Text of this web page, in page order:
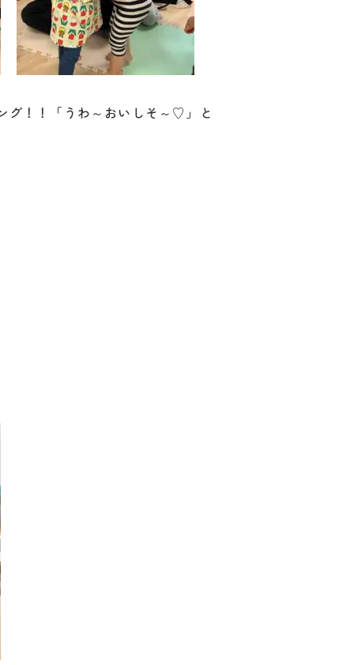
グ！！「うわ～おいしそ～♡」と